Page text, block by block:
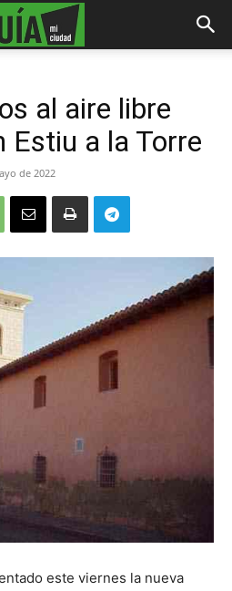
al aire libre
Estiu a la Torre
de 2022
este viernes la nueva